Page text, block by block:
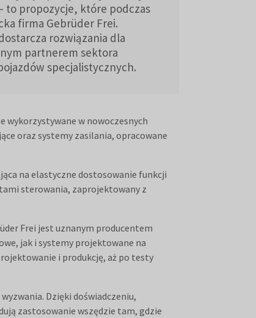
to propozycje, które podczas
firma Gebrüder Frei.
rozwiązania dla
partnerem sektora
specjalistycznych.
wykorzystywane w nowoczesnych
oraz systemy zasilania, opracowane
na elastyczne dostosowanie funkcji
sterowania, zaprojektowany z
Frei jest uznanym producentem
jak i systemy projektowane na
i produkcję, aż po testy
Dzięki doświadczeniu,
zastosowanie wszędzie tam, gdzie